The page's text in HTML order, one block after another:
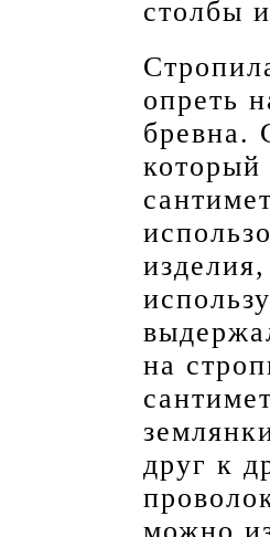
столбы
опреть
бревна.
который
на
друг к